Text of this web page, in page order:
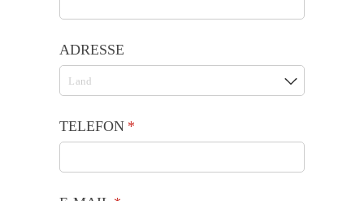
ADRESSE
TELEFON *
(is vereist)